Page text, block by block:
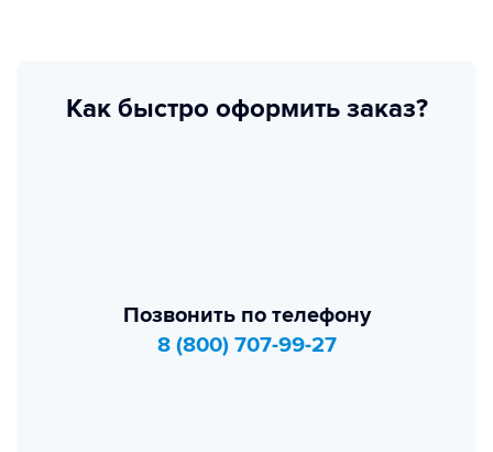
Как быстро оформить заказ?
Позвонить по телефону
8 (800) 707-99-27